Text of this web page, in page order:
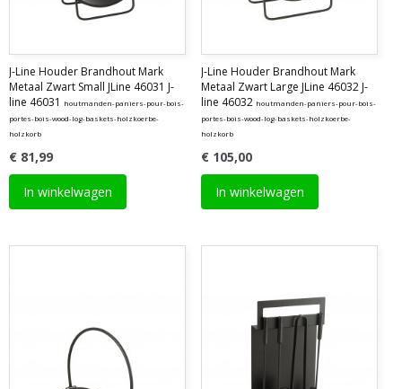
J-Line Houder Brandhout Mark
Metaal Zwart Small JLine 46031 J-
line 46031
houtmanden-paniers-pour-bois-
portes-bois-wood-log-baskets-holzkoerbe-
holzkorb
€ 81,99
In winkelwagen
J-Line Houder Brandhout Mark
Metaal Zwart Large JLine 46032 J-
line 46032 houtmanden-paniers-pour-bois-
portes-bois-wood-log-baskets-holzkoerbe-
holzkorb
€ 105,00
In winkelwagen